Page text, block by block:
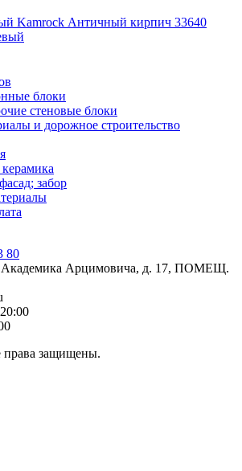
Kamrock Античный кирпич 33640
блоки
стеновые блоки
и дорожное строительство
забор
80
Академика Арцимовича, д. 17, ПОМЕЩ.
права защищены.